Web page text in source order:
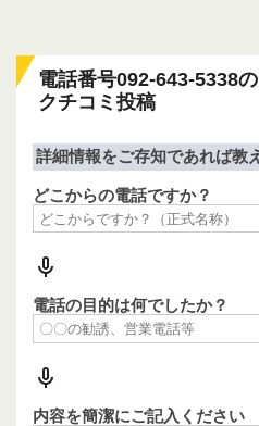
電話番号092-643-5338の
クチコミ投稿
詳細情報をご存知であれば教
どこからの電話ですか？
電話の目的は何でしたか？
内容を簡潔にご記入ください